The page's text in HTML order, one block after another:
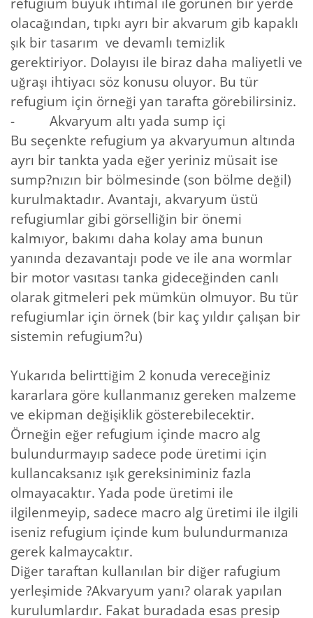
olacağından, tıpkı ayrı bir akvarum gib kapaklı
şık bir tasarım ve devamlı temizlik
gerektiriyor. Dolayısı ile biraz daha maliyetli ve
uğraşı ihtiyacı söz konusu oluyor. Bu tür
refugium için örneği yan tarafta görebilirsiniz.
- Akvaryum altı yada sump içi
Bu seçenkte refugium ya akvaryumun altında
ayrı bir tankta yada eğer yeriniz müsait ise
sump?nızın bir bölmesinde (son bölme değil)
kurulmaktadır. Avantajı, akvaryum üstü
refugiumlar gibi görselliğin bir önemi
kalmıyor, bakımı daha kolay ama bunun
yanında dezavantajı pode ve ile ana wormlar
bir motor vasıtası tanka gideceğinden canlı
olarak gitmeleri pek mümkün olmuyor. Bu tür
refugiumlar için örnek (bir kaç yıldır çalışan bir
sistemin refugium?u)
Yukarıda belirttiğim 2 konuda vereceğiniz
kararlara göre kullanmanız gereken malzeme
ve ekipman değişiklik gösterebilecektir.
Örneğin eğer refugium içinde macro alg
bulundurmayıp sadece pode üretimi için
kullancaksanız ışık gereksiniminiz fazla
olmayacaktır. Yada pode üretimi ile
ilgilenmeyip, sadece macro alg üretimi ile ilgili
iseniz refugium içinde kum bulundurmanıza
gerek kalmaycaktır.
Diğer taraftan kullanılan bir diğer rafugium
yerleşimide ?Akvaryum yanı? olarak yapılan
kurulumlardır. Fakat buradada esas presip